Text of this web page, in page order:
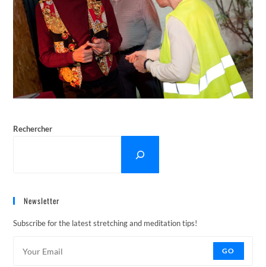
Rechercher
Newsletter
Subscribe for the latest stretching and meditation tips!
GO